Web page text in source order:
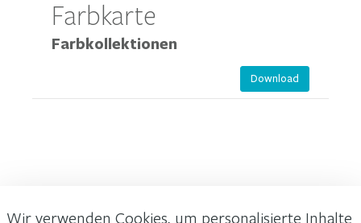
Farbkarte
Farbkollektionen
Download
Wir verwenden Cookies, um personalisierte Inhalte